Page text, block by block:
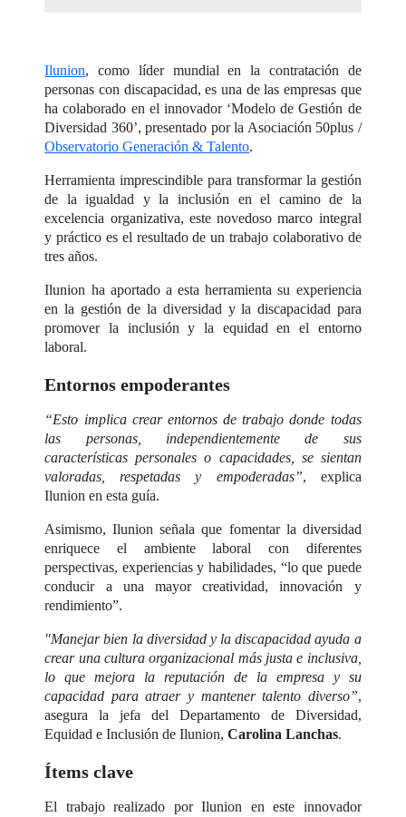
Ilunion, como líder mundial en la contratación de
personas con discapacidad, es una de las empresas que
ha colaborado en el innovador ‘Modelo de Gestión de
Diversidad 360’, presentado por la Asociación 50plus /
Observatorio Generación & Talento.
Herramienta imprescindible para transformar la gestión
de la igualdad y la inclusión en el camino de la
excelencia organizativa, este novedoso marco integral
y práctico es el resultado de un trabajo colaborativo de
tres años.
Ilunion ha aportado a esta herramienta su experiencia
en la gestión de la diversidad y la discapacidad para
promover la inclusión y la equidad en el entorno
laboral.
Entornos empoderantes
“Esto implica crear entornos de trabajo donde todas
las personas, independientemente de sus
características personales o capacidades, se sientan
valoradas, respetadas y empoderadas”, explica
Ilunion en esta guía.
Asimismo, Ilunion señala que fomentar la diversidad
enriquece el ambiente laboral con diferentes
perspectivas, experiencias y habilidades, “lo que puede
conducir a una mayor creatividad, innovación y
rendimiento”.
"Manejar bien la diversidad y la discapacidad ayuda a
crear una cultura organizacional más justa e inclusiva,
lo que mejora la reputación de la empresa y su
capacidad para atraer y mantener talento diverso”,
asegura la jefa del Departamento de Diversidad,
Equidad e Inclusión de Ilunion,Carolina Lanchas.
Ítems clave
El trabajo realizado por Ilunion en este innovador